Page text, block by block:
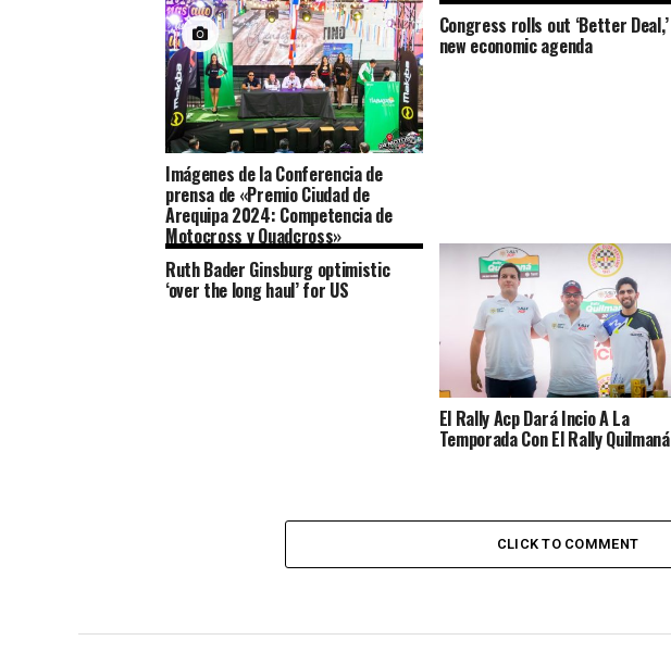
Imágenes de la Conferencia de
prensa de «Premio Ciudad de
Arequipa 2024: Competencia de
Motocross y Quadcross»
Congress rolls out ‘Better Deal,’
new economic agenda
Ruth Bader Ginsburg optimistic
‘over the long haul’ for US
El Rally Acp Dará Incio A La
Temporada Con El Rally Quilmaná
CLICK TO COMMENT